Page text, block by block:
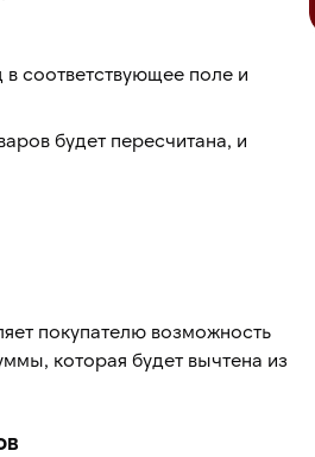
соответствующее поле и
будет пересчитана, и
покупателю возможность
которая будет вычтена из